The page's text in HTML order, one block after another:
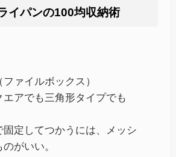
イパンの100均収納術
ァイルボックス）
エアでも三角形タイプでも
固定してつかうには、メッシ
がいい。